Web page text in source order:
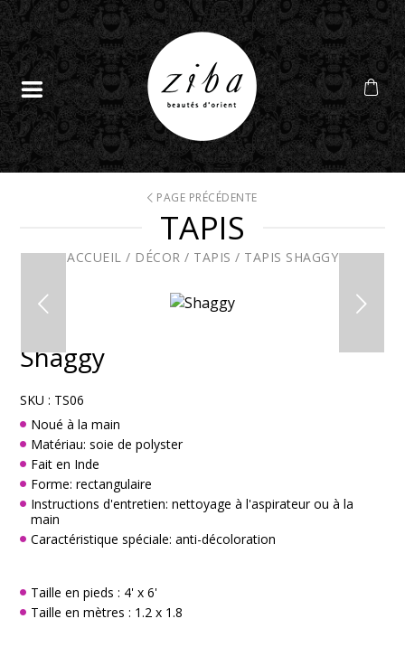
PAGE PRÉCÉDENTE
TAPIS
ACCUEIL / DÉCOR / TAPIS / TAPIS SHAGGY
Shaggy
SKU : TS06
Noué à la main
Matériau: soie de polyster
Fait en Inde
Forme: rectangulaire
Instructions d'entretien: nettoyage à l'aspirateur ou à la
main
Caractéristique spéciale: anti-décoloration
Taille en pieds : 4' x 6'
Taille en mètres : 1.2 x 1.8